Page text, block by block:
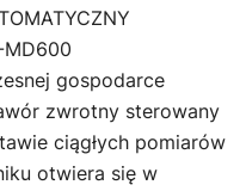
MD600
gospodarce
zwrotny sterowany
ciągłych pomiarów
otwiera się w